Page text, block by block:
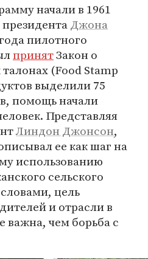
начали в 1961
Джона
пилотного
принятЗакон о
(Food Stamp
выделили 75
помощь начали
Представляя
Линдон Джонсон,
ее как шаг на
использованию
сельского
цель
и отрасли в
важна, чем борьба с